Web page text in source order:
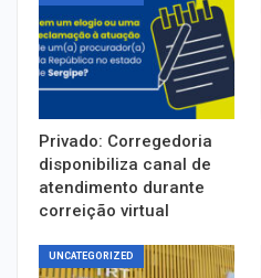
Privado: Corregedoria
disponibiliza canal de
atendimento durante
correição virtual
UNCATEGORIZED